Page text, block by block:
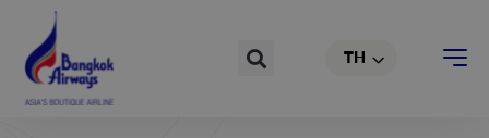
content
Search TH
CN